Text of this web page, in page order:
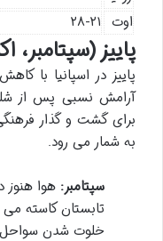
اوت ۲۸-۲۱
پاییز (سپتامبر،
پاییز در اسپانیا با
آرامش نسبی پس از
برای گشت و گذار
به شمار می رود.
سپتامبر: هوا هنوز
تابستان کاسته